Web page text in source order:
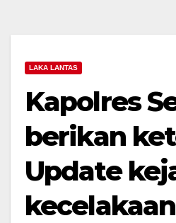
LAKA LANTAS
Kapolres
berikan
Update